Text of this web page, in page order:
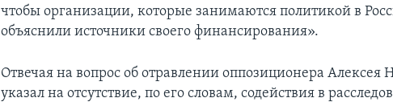
чтобы организации, которые занимаются политикой в
объяснили источники своего финансирования».
Отвечая на вопрос об отравлении оппозиционера Алексея
указал на отсутствие, по его словам, содействия в